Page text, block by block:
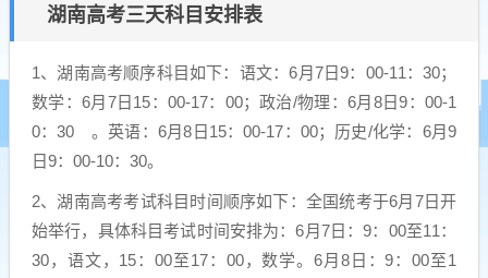
湖南高考三天科目安排表
1、湖南高考顺序科目如下：语文：6月7日9：00-11：30；
数学：6月7日15：00-17：00；政治/物理：6月8日9：00-1
0：30 。英语：6月8日15：00-17：00；历史/化学：6月9
日9：00-10：30。
2、湖南高考考试科目时间顺序如下：全国统考于6月7日开
始举行，具体科目考试时间安排为：6月7日：9：00至11：
30，语文，15：00至17：00，数学。6月8日：9：00至1